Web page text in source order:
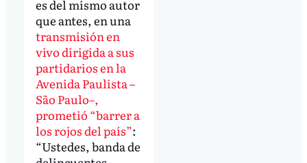
es del mismo autor
que antes, en una
transmisión en
vivo dirigida a sus
partidarios en la
Avenida Paulista –
São Paulo–,
prometió “barrer a
los rojos del país”:
“Ustedes, banda de